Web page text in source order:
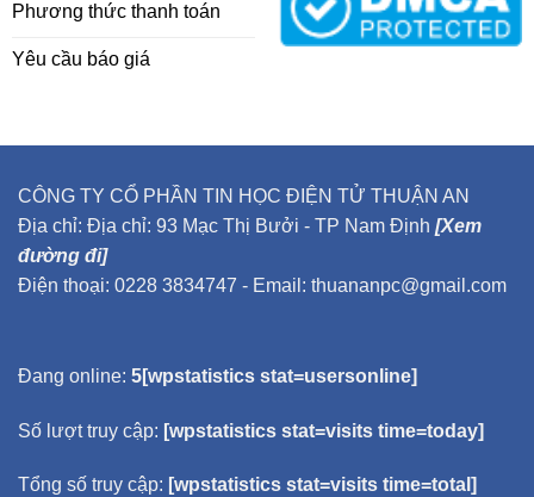
Phương thức thanh toán
Yêu cầu báo giá
CÔNG TY CỔ PHẦN TIN HỌC ĐIỆN TỬ THUẬN AN
Địa chỉ: Địa chỉ: 93 Mạc Thị Bưởi - TP Nam Định [Xem
đường đi]
Điện thoại: 0228 3834747 - Email: thuananpc@gmail.com
Đang online: 5[wpstatistics stat=usersonline]
Số lượt truy cập: [wpstatistics stat=visits time=today]
Tổng số truy cập: [wpstatistics stat=visits time=total]